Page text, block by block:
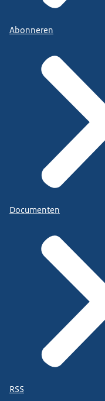
Abonneren
Documenten
RSS